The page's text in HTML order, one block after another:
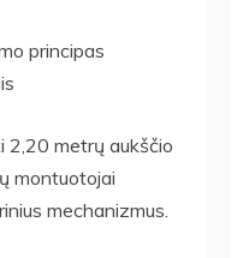
principas
2,20 metrų aukščio
montuotojai
mechanizmus.